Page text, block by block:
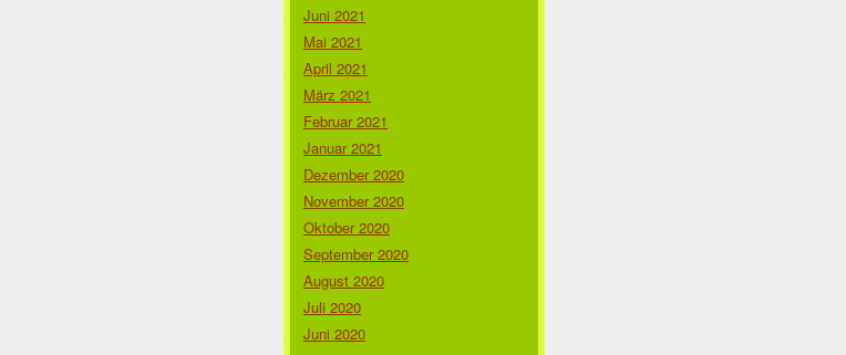
Juni 2021
Mai 2021
April 2021
März 2021
Februar 2021
Januar 2021
Dezember 2020
November 2020
Oktober 2020
September 2020
August 2020
Juli 2020
Juni 2020